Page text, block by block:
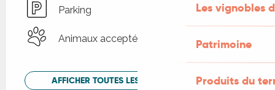
Les vignobles
Patrimoine
Produits du
Parking
Animaux acceptés
AFFICHER TOUTES LES PRESTATIONS